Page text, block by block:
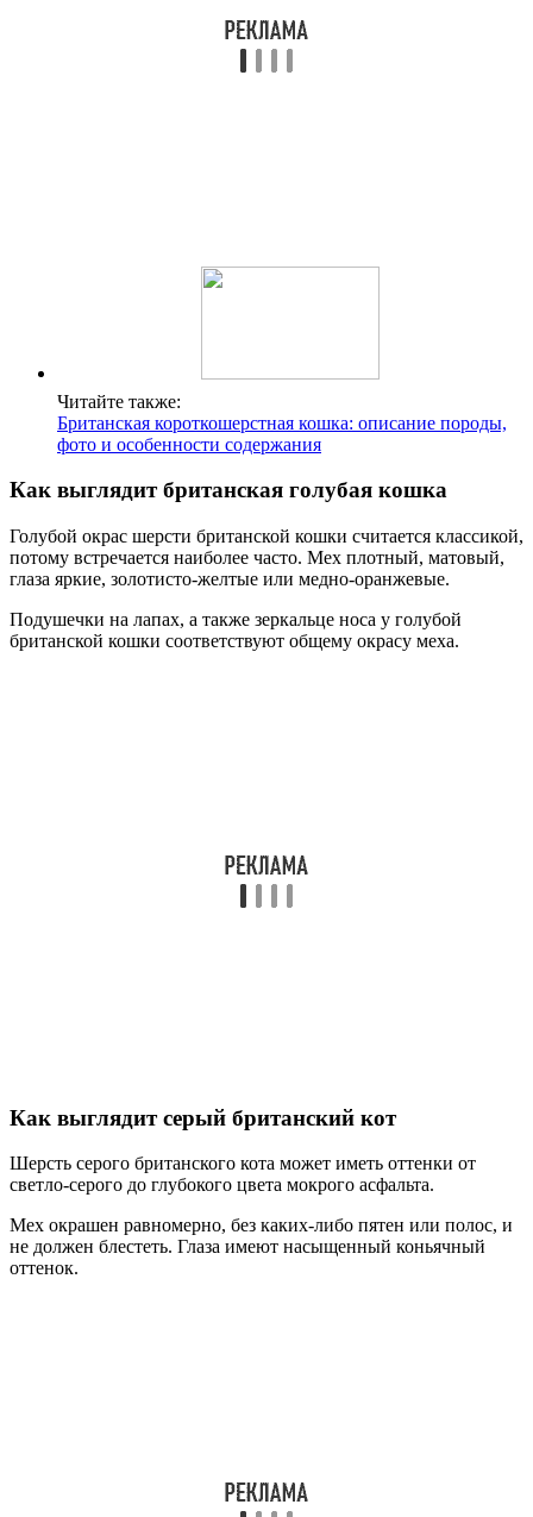
Читайте также:
Британская короткошерстная кошка: описание породы,
фото и особенности содержания
Как выглядит британская голубая кошка
Голубой окрас шерсти британской кошки считается классикой,
потому встречается наиболее часто. Мех плотный, матовый,
глаза яркие, золотисто-желтые или медно-оранжевые.
Подушечки на лапах, а также зеркальце носа у голубой
британской кошки соответствуют общему окрасу меха.
Как выглядит серый британский кот
Шерсть серого британского кота может иметь оттенки от
светло-серого до глубокого цвета мокрого асфальта.
Мех окрашен равномерно, без каких-либо пятен или полос, и
не должен блестеть. Глаза имеют насыщенный коньячный
оттенок.